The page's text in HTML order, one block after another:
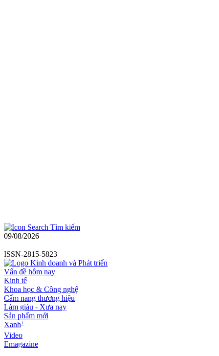
Tìm kiếm
09/08/2026
ISSN-2815-5823
Vấn đề hôm nay
Kinh tế
Khoa học & Công nghệ
Cẩm nang thương hiệu
Làm giàu - Xưa nay
Sản phẩm mới
Xanh+
Video
Emagazine